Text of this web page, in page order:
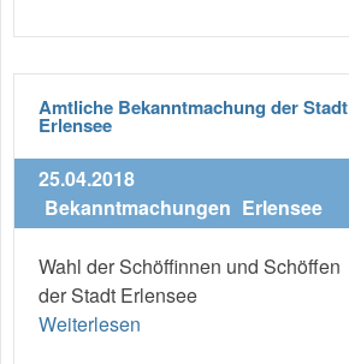
Amtliche Bekanntmachung der Stadt
Erlensee
25.04.2018
Bekanntmachungen Erlensee
Wahl der Schöffinnen und Schöffen
der Stadt Erlensee
Weiterlesen